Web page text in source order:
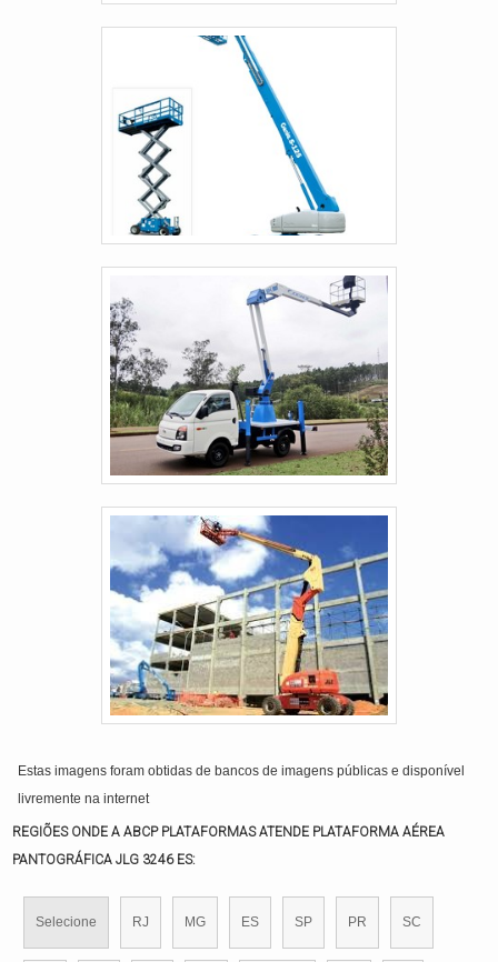
Estas imagens foram obtidas de bancos de imagens públicas e disponível
livremente na internet
REGIÕES ONDE A ABCP PLATAFORMAS ATENDE PLATAFORMA AÉREA
PANTOGRÁFICA JLG 3246 ES:
Selecione RJ MG ES SP PR SC